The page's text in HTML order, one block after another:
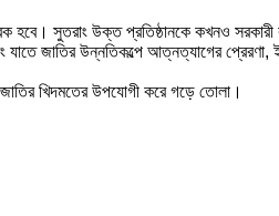
হবে। সুতরাং উক্ত প্রতিষ্ঠানকে কখনও সরকারী
জাতির উন্নতিকল্পে আত্নত্যাগের প্রেরণা,
খিদমতের উপযোগী করে গড়ে তোলা।